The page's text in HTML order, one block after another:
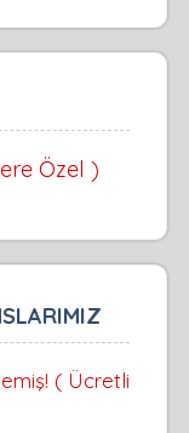
Özel )
( Ücretli